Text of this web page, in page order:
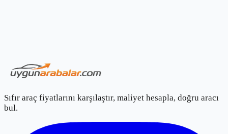
Sıfır araç fiyatlarını karşılaştır, maliyet hesapla, doğru aracı
bul.